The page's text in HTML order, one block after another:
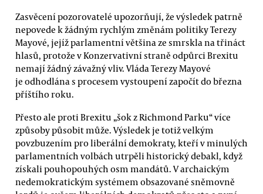
Zasvěcení pozorovatelé upozorňují, že výsledek patrně
nepovede k žádným rychlým změnám politiky Terezy
Mayové, jejíž parlamentní většina ze smrskla na třináct
hlasů, protože v Konzervativní straně odpůrci Brexitu
nemají žádný závažný vliv. Vláda Terezy Mayové
je odhodlána s procesem vystoupení započít do března
příštího roku.
Přesto ale proti Brexitu „šok z Richmond Parku“ více
způsoby působit může. Výsledek je totiž velkým
povzbuzením pro liberální demokraty, kteří v minulých
parlamentních volbách utrpěli historický debakl, když
získali pouhopouhých osm mandátů. V archaickým
nedemokratickým systémem obsazované sněmovně